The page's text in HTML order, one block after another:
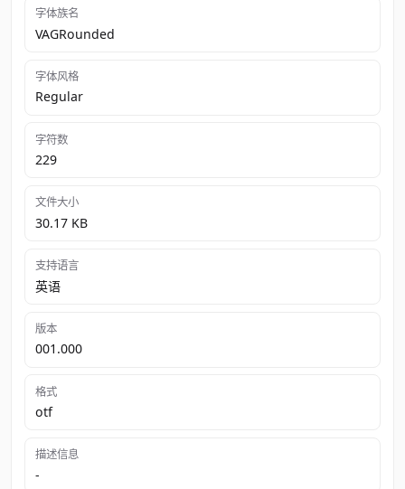
字体族名
VAGRounded
字体风格
Regular
字符数
229
文件大小
30.17 KB
支持语言
英语
版本
001.000
格式
otf
描述信息
-